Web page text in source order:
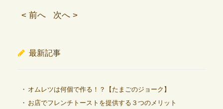
< 前へ 次へ >
最新記事
オムレツは何個で作る！？【たまごのジョーク】
お店でフレンチトーストを提供する３つのメリット